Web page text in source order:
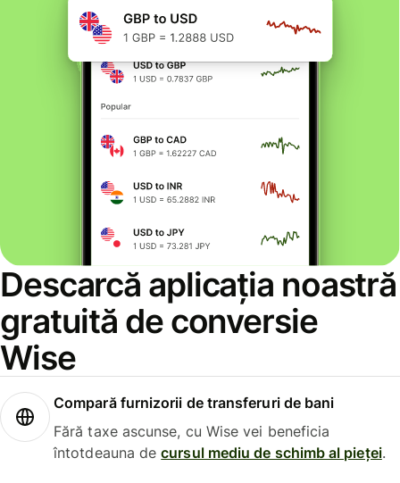
Descarcă aplicația noastră
gratuită de conversie
Wise
Compară furnizorii de transferuri de bani
Fără taxe ascunse, cu Wise vei beneficia
întotdeauna decursul mediu de schimb al pieței.